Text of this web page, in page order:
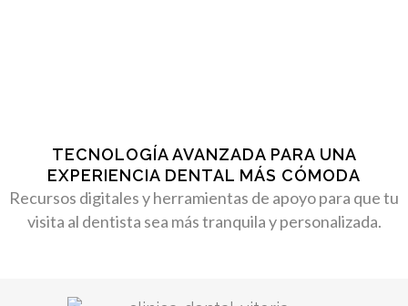
TECNOLOGÍA AVANZADA PARA UNA
EXPERIENCIA DENTAL MÁS CÓMODA
Recursos digitales y herramientas de apoyo para que tu
visita al dentista sea más tranquila y personalizada.